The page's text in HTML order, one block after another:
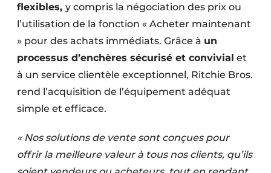
flexibles, y compris la négociation des prix ou
l’utilisation de la fonction « Acheter maintenant
» pour des achats immédiats. Grâce à un
processus d’enchères sécurisé et convivial et
à un service clientèle exceptionnel, Ritchie Bros.
rend l’acquisition de l’équipement adéquat
simple et efficace.
« Nos solutions de vente sont conçues pour
offrir la meilleure valeur à tous nos clients, qu’ils